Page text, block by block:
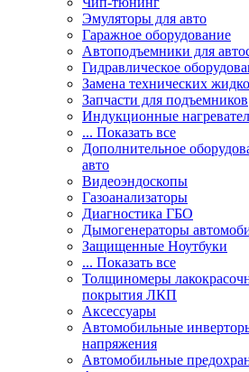
Эмуляторы для авто
Гаражное оборудование
Автоподъемники для
Гидравлическое
Замена технических
Запчасти для подъемников
Индукционные
... Показать все
Дополнительное
авто
Видеоэндоскопы
Газоанализаторы
Диагностика ГБО
Дымогенераторы
Защищенные Ноутбуки
... Показать все
Толщиномеры
покрытия ЛКП
Аксессуары
Автомобильные
напряжения
Автомобильные